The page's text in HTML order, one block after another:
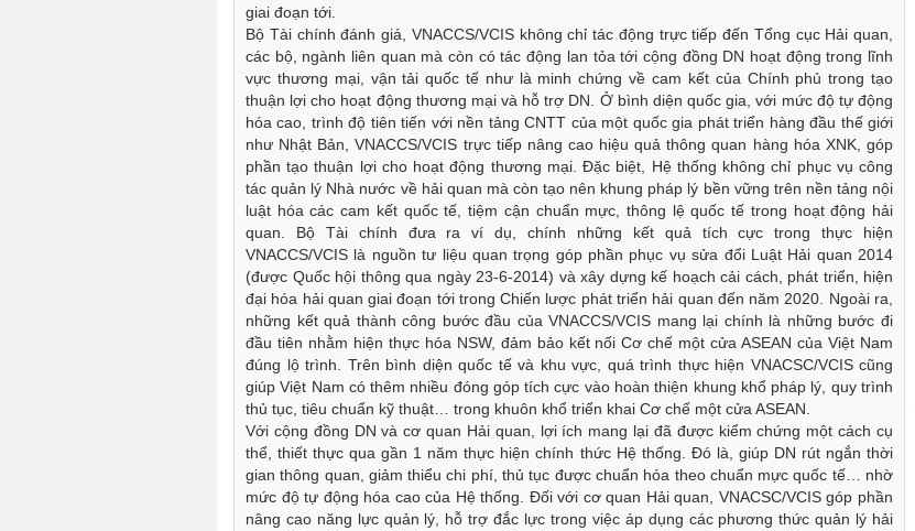
giai đoạn tới.
Bộ Tài chính đánh giá, VNACCS/VCIS không chỉ tác động trực tiếp đến Tổng cục Hải quan,
các bộ, ngành liên quan mà còn có tác động lan tỏa tới cộng đồng DN hoạt động trong lĩnh
vực thương mại, vận tải quốc tế như là minh chứng về cam kết của Chính phủ trong tạo
thuận lợi cho hoạt động thương mại và hỗ trợ DN. Ở bình diện quốc gia, với mức độ tự động
hóa cao, trình độ tiên tiến với nền tảng CNTT của một quốc gia phát triển hàng đầu thế giới
như Nhật Bản, VNACCS/VCIS trực tiếp nâng cao hiệu quả thông quan hàng hóa XNK, góp
phần tạo thuận lợi cho hoạt động thương mại. Đặc biệt, Hệ thống không chỉ phục vụ công
tác quản lý Nhà nước về hải quan mà còn tạo nên khung pháp lý bền vững trên nền tảng nội
luật hóa các cam kết quốc tế, tiệm cận chuẩn mực, thông lệ quốc tế trong hoạt động hải
quan. Bộ Tài chính đưa ra ví dụ, chính những kết quả tích cực trong thực hiện
VNACCS/VCIS là nguồn tư liệu quan trọng góp phần phục vụ sửa đổi Luật Hải quan 2014
(được Quốc hội thông qua ngày 23-6-2014) và xây dựng kế hoạch cải cách, phát triển, hiện
đại hóa hải quan giai đoạn tới trong Chiến lược phát triển hải quan đến năm 2020. Ngoài ra,
những kết quả thành công bước đầu của VNACCS/VCIS mang lại chính là những bước đi
đầu tiên nhằm hiện thực hóa NSW, đảm bảo kết nối Cơ chế một cửa ASEAN của Việt Nam
đúng lộ trình. Trên bình diện quốc tế và khu vực, quá trình thực hiện VNACSC/VCIS cũng
giúp Việt Nam có thêm nhiều đóng góp tích cực vào hoàn thiện khung khổ pháp lý, quy trình
thủ tục, tiêu chuẩn kỹ thuật… trong khuôn khổ triển khai Cơ chế một cửa ASEAN.
Với cộng đồng DN và cơ quan Hải quan, lợi ích mang lại đã được kiểm chứng một cách cụ
thể, thiết thực qua gần 1 năm thực hiện chính thức Hệ thống. Đó là, giúp DN rút ngắn thời
gian thông quan, giảm thiểu chi phí, thủ tục được chuẩn hóa theo chuẩn mực quốc tế… nhờ
mức độ tự động hóa cao của Hệ thống. Đối với cơ quan Hải quan, VNACSC/VCIS góp phần
nâng cao năng lực quản lý, hỗ trợ đắc lực trong việc áp dụng các phương thức quản lý hải